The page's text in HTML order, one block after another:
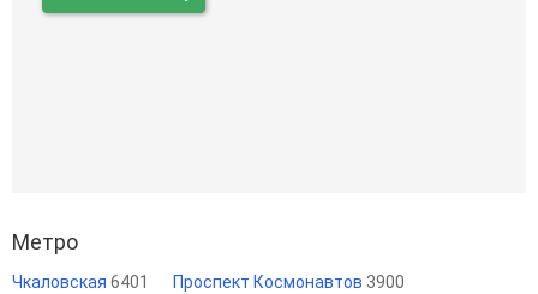
Метро
Чкаловская 6401 Проспект Космонавтов 3900